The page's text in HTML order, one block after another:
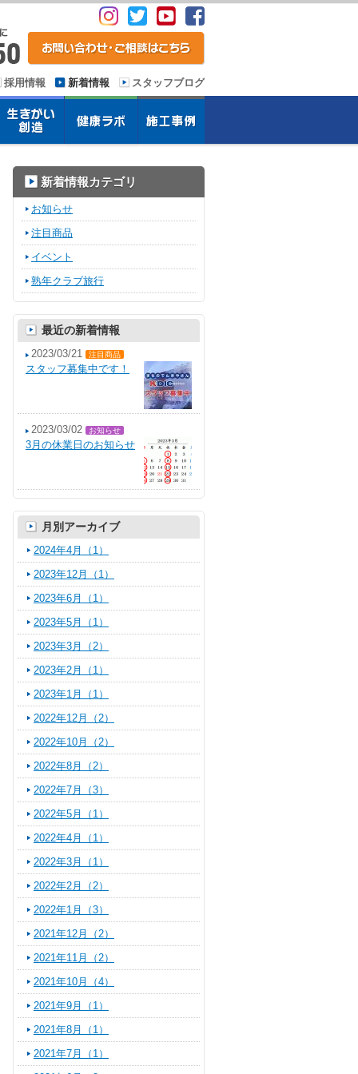
採用情報 新着情報 スタッフブログ
新着情報カテゴリ
お知らせ
注目商品
イベント
熟年クラブ旅行
最近の新着情報
2023/03/21 注目商品
スタッフ募集中です！
2023/03/02 お知らせ
3月の休業日のお知らせ
月別アーカイブ
2024年4月（1）
2023年12月（1）
2023年6月（1）
2023年5月（1）
2023年3月（2）
2023年2月（1）
2023年1月（1）
2022年12月（2）
2022年10月（2）
2022年8月（2）
2022年7月（3）
2022年5月（1）
2022年4月（1）
2022年3月（1）
2022年2月（2）
2022年1月（3）
2021年12月（2）
2021年11月（2）
2021年10月（4）
2021年9月（1）
2021年8月（1）
2021年7月（1）